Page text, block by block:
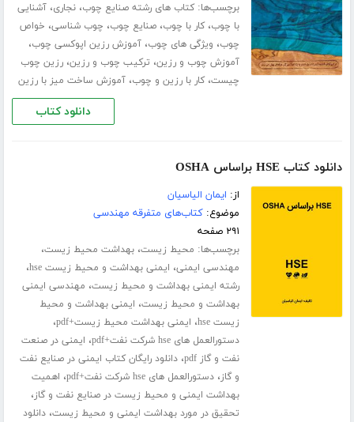
برچسب‌ها:کتاب های رشته صنایع چوب،نجاری،آشنایی
با چوب،کار با چوب،صنایع چوب، چوب شناسی، خواص
چوب، ویژگی های چوب،آموزش رزین اپوکسی چوب،
آموزش چوب و رزین، ترکیب چوب و رزین،رزین چوب
چیست،کار با رزین و چوب،آموزش ساخت میز با رزین
دانلود کتاب
دانلود کتاب HSE براساس OSHA
از: ایمان الیاسیان
موضوع:کتاب‌های متفرقه مهندسی
۲۹۱ صفحه
برچسب‌ها: محیط زیست،بهداشت محیط زیست،
مهندسی ایمنی، ایمنی بهداشت و محیط زیست hse ،
رشته ایمنی بهداشت و محیط زیست، مهندسی ایمنی
بهداشت و محیط زیست، ایمنی بهداشت و محیط
زیست hse
، ایمنی بهداشت محیط زیست+pdf ،
دستورالعمل های hse شرکت نفت+pdf ، ایمنی در صنعت
نفت و گاز pdf
،دانلود رایگان کتاب ایمنی در صنایع نفت
و گاز،دستورالعمل های hse شرکت نفت+pdf ، اهمیت
بهداشت ایمنی و محیط زیست در صنایع نفت و گاز،
تحقیق در مورد بهداشت ایمنی و محیط زیست،دانلود